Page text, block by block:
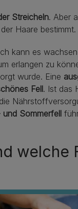
Streicheln. Aber
Haare bestimmt.
kann es
erlangen zu
wurde. Eine
Fell. Ist das
und Sommerfell
welche